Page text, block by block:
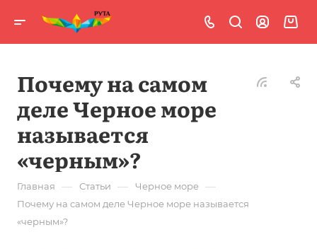
Почему на самом
деле Черное море
называется
«черным»?
Главная — Статьи — Черное море —
Почему на самом деле Черное море называется
«черным»?